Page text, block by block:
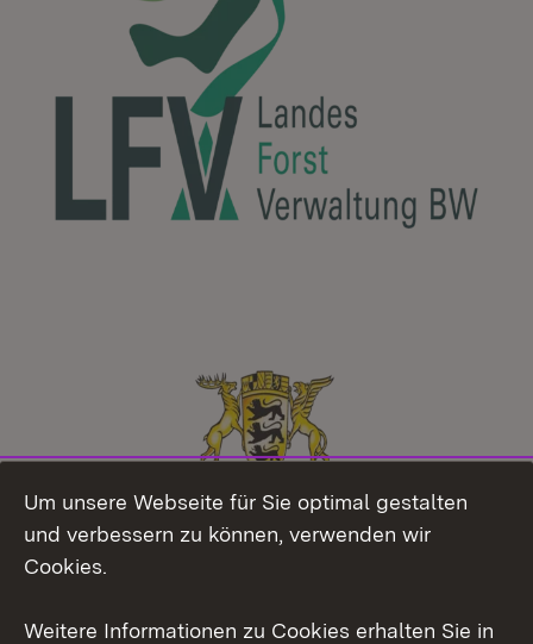
Um unsere Webseite für Sie optimal gestalten
und verbessern zu können, verwenden wir
Cookies.
Weitere Informationen zu Cookies erhalten Sie in